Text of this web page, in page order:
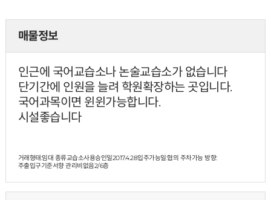
매물정보
인근에 국어교습소나 논술교습소가 없습니다
단기간에 인원을 늘려 학원확장하는 곳입니다.
국어과목이면 윈윈가능합니다.
시설좋습니다
거래형태:임대 종류교습소사용승인일2017.4.28입주가능일:협의 주차가능 방향:
주출입구기준서향 관리비없음2/6층